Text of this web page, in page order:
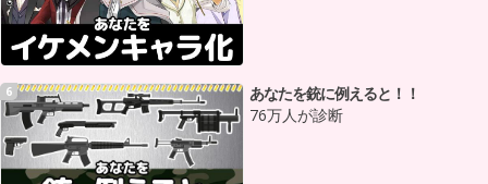
6
あなたを銃に例えると！！
76万人が診断